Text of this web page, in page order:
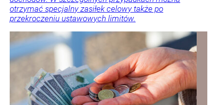
otrzymać specjalny zasiłek celowy także po
przekroczeniu ustawowych limitów.